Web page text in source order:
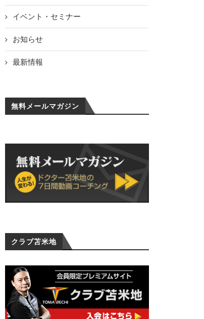
イベント・セミナー
お知らせ
最新情報
無料メールマガジン
クラブ苫米地